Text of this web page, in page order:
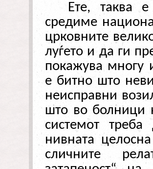
Ете, таква
средиме
црковните
луѓето и да ги
покажува многу
е битно што
неисправни
што во болници
системот треба
нивната
сличните